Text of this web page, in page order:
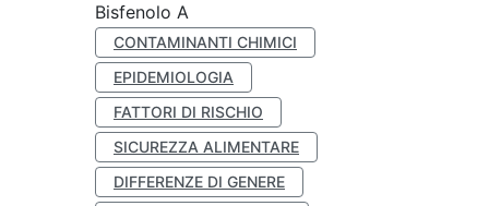
Bisfenolo A
CONTAMINANTI CHIMICI
EPIDEMIOLOGIA
FATTORI DI RISCHIO
SICUREZZA ALIMENTARE
DIFFERENZE DI GENERE